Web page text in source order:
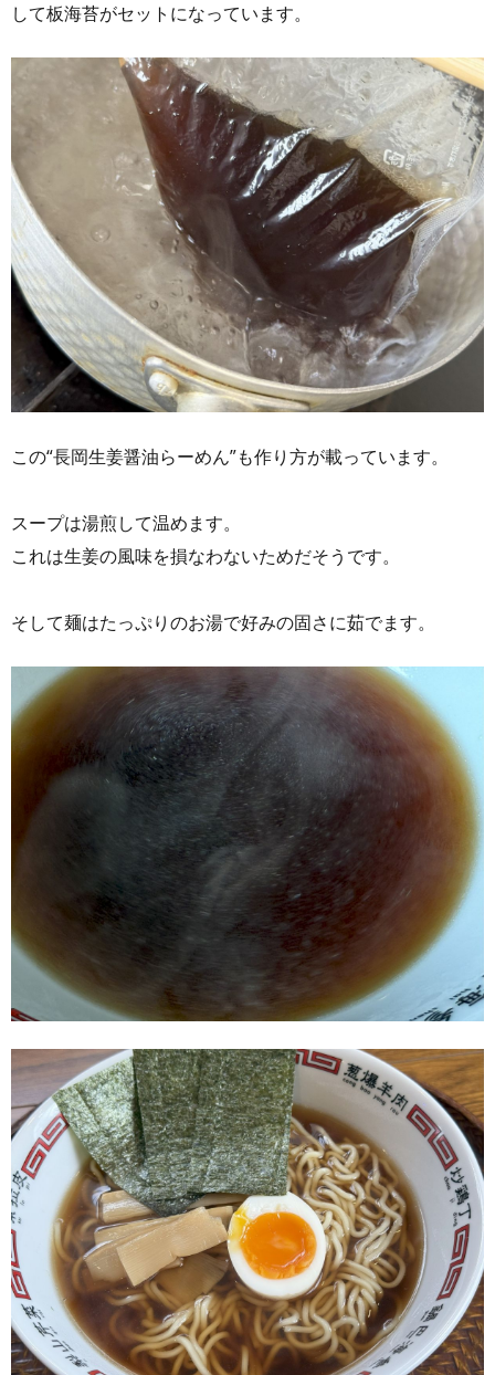
して板海苔がセットになっています。
この“長岡生姜醤油らーめん”も作り方が載っています。
スープは湯煎して温めます。
これは生姜の風味を損なわないためだそうです。
そして麺はたっぷりのお湯で好みの固さに茹でます。